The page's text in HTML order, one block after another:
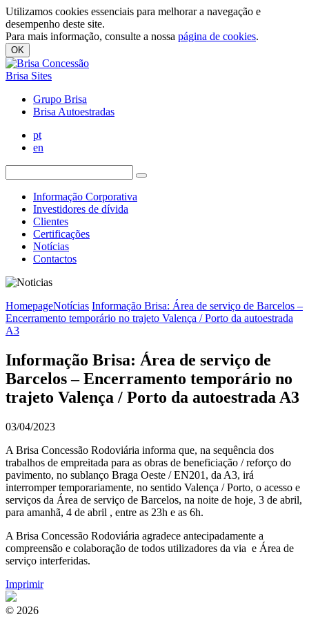
Utilizamos cookies essenciais para melhorar a navegação e
desempenho deste site.
Para mais informação, consulte a nossa página de cookies.
OK
Brisa Sites
Grupo Brisa
Brisa Autoestradas
pt
en
Informação Corporativa
Investidores de dívida
Clientes
Certificações
Notícias
Contactos
HomepageNotícias Informação Brisa: Área de serviço de Barcelos –
Encerramento temporário no trajeto Valença / Porto da autoestrada
A3
Informação Brisa: Área de serviço de
Barcelos – Encerramento temporário no
trajeto Valença / Porto da autoestrada A3
03/04/2023
A Brisa Concessão Rodoviária informa que, na sequência dos
trabalhos de empreitada para as obras de beneficiação / reforço do
pavimento, no sublanço Braga Oeste / EN201, da A3, irá
interromper temporariamente, no sentido Valença / Porto, o acesso e
serviços da Área de serviço de Barcelos, na noite de hoje, 3 de abril,
para amanhã, 4 de abril , entre as 23h e as 6h.
A Brisa Concessão Rodoviária agradece antecipadamente a
compreensão e colaboração de todos utilizadores da via e Área de
serviço interferidas.
Imprimir
© 2026